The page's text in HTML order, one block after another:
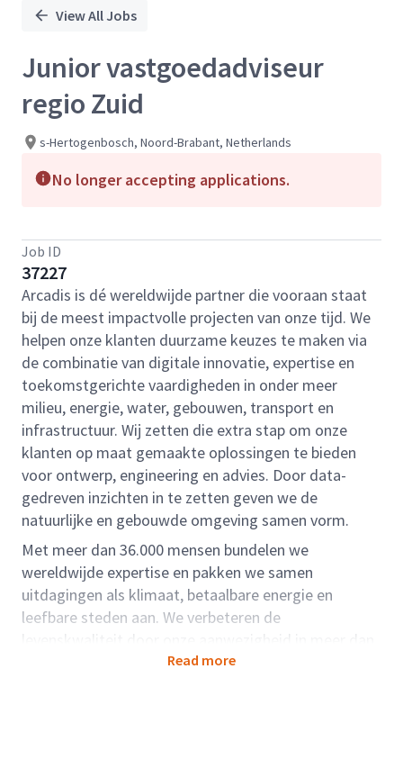
View All Jobs
Junior vastgoedadviseur
regio Zuid
s-Hertogenbosch, Noord-Brabant, Netherlands
No longer accepting applications.
Job ID
37227
Arcadis is dé wereldwijde partner die vooraan staat
bij de meest impactvolle projecten van onze tijd. We
helpen onze klanten duurzame keuzes te maken via
de combinatie van digitale innovatie, expertise en
toekomstgerichte vaardigheden in onder meer
milieu, energie, water, gebouwen, transport en
infrastructuur. Wij zetten die extra stap om onze
klanten op maat gemaakte oplossingen te bieden
voor ontwerp, engineering en advies. Door data-
gedreven inzichten in te zetten geven we de
natuurlijke en gebouwde omgeving samen vorm.
Met meer dan 36.000 mensen bundelen we
wereldwijde expertise en pakken we samen
uitdagingen als klimaat, betaalbare energie en
leefbare steden aan. We verbeteren de
levenskwaliteit door onze aanwezigheid in meer dan
Read more